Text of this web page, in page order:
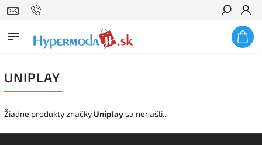
Hľadať
UNIPLAY
Žiadne produkty značkyUniplaysa nenašli...